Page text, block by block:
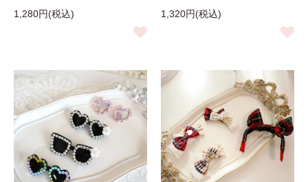
1,280円(税込) 1,320円(税込)